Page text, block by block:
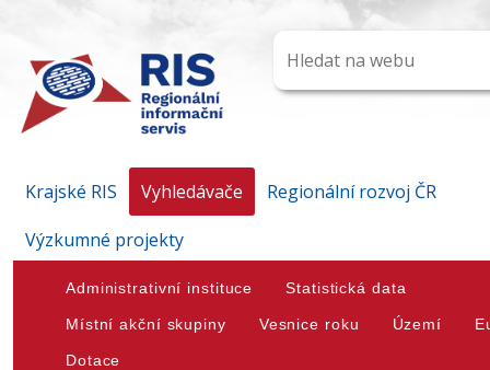
Krajské RIS Vyhledávače
Regionální rozvoj ČR
Výzkumné projekty
Administrativní instituce Statistická data
Místní akční skupiny Vesnice roku Území
Dotace